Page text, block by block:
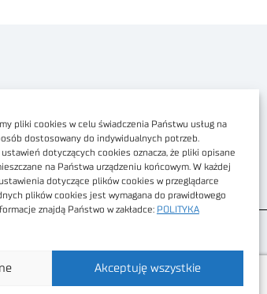
pliki cookies w celu świadczenia Państwu usług na
dostosowany do indywidualnych potrzeb.
dotyczących cookies oznacza, że pliki opisane
na Państwa urządzeniu końcowym. W każdej
dotyczące plików cookies w przeglądarce
plików cookies jest wymagana do prawidłowego
znajdą Państwo w zakładce: POLITYKA
Akceptuję wszystkie